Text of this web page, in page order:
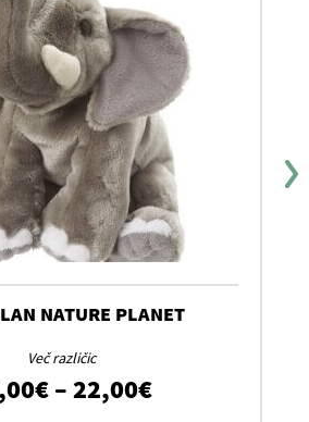
do 22,00€
NATURE PLANET
Več različic
€–22,00€Cenovni